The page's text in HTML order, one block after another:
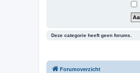
Deze categorie heeft geen forums.
Forumoverzicht